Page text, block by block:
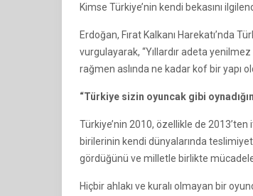
Kimse Türkiye’nin kendi bekasını
Erdoğan, Fırat Kalkanı Harekatı’nda
vurgulayarak, “Yıllardır adeta
rağmen aslında ne kadar kof bir yapı
“Türkiye sizin oyuncak gibi
Türkiye’nin 2010, özellikle de
birilerinin kendi dünyalarında
gördüğünü ve milletle birlikte mücadele
Hiçbir ahlakı ve kuralı olmayan bir